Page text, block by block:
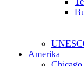
Amerika